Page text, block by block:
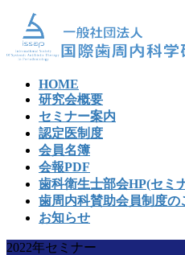
テ
ゲ
HOME
研究会概要
セミナー案内
認定医制度
会員名簿
会報PDF
歯科衛生士部会HP(セミ
歯周内科賛助会員制度の
お知らせ
2022年セミナー